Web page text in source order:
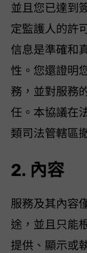
並且您已達到
定監護人的許
信息是準確和
性。您還證明
務，並對服務
任。本協議在
類司法管轄區
2. 內容
服務及其內容
途，並且只能
提供、顯示或